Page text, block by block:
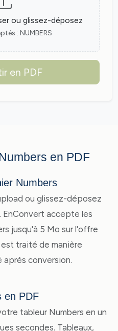
ou glissez-déposez
: NUMBERS
en PDF
en PDF
Numbers
ou glissez-déposez
EnConvert accepte les
jusqu'à 5 Mo sur l'offre
traité de manière
conversion.
en PDF
tableur Numbers en un
secondes. Tableaux,